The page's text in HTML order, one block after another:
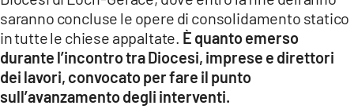
Network
LACPLAY.IT
LACTV.IT
LACONAIR.IT
saranno concluse le opere di consolidamento statico
in tutte le chiese appaltate. È quanto emerso
durante l’incontro tra Diocesi, imprese e direttori
dei lavori, convocato per fare il punto
sull’avanzamento degli interventi.